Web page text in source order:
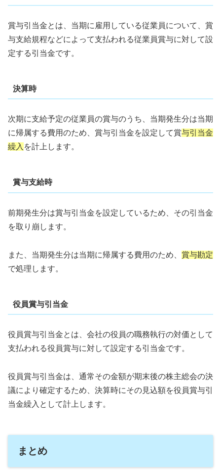
賞与引当金とは、当期に雇用している従業員について、賞
与支給規程などによって支払われる従業員賞与に対して設
定する引当金です。
決算時
次期に支給予定の従業員の賞与のうち、当期発生分は当期
に帰属する費用のため、賞与引当金を設定して賞与引当金
繰入 を計上します。
賞与支給時
前期発生分は賞与引当金を設定しているため、その引当金
を取り崩します。
また、当期発生分は当期に帰属する費用のため、 賞与勘定
で処理します。
役員賞与引当金
役員賞与引当金とは、会社の役員の職務執行の対価として
支払われる役員賞与に対して設定する引当金です。
役員賞与引当金は、通常その金額が期末後の株主総会の決
議により確定するため、決算時にその見込額を役員賞与引
当金繰入として計上します。
まとめ